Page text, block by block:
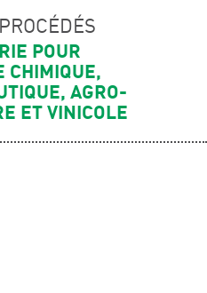
POUR
CHIMIQUE,
AGRO-
ET VINICOLE